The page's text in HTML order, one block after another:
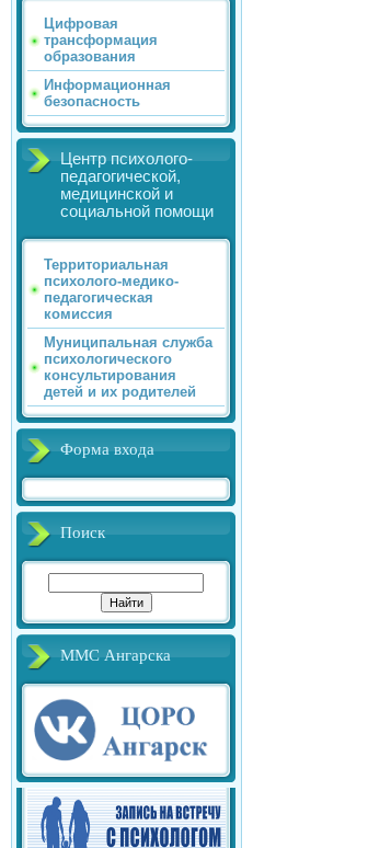
Цифровая
трансформация
образования
Информационная
безопасность
Центр психолого-
педагогической,
медицинской и
социальной помощи
Территориальная
психолого-медико-
педагогическая
комиссия
Муниципальная служба
психологического
консультирования
детей и их родителей
Форма входа
Поиск
ММС Ангарска